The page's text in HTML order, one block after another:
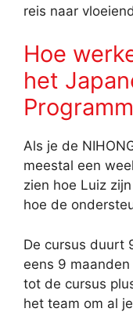
reis naar
Hoe
het
Als je de
meestal een
zien hoe Luiz
hoe de
De cursus duurt
eens 9
tot de cursus
het team om al